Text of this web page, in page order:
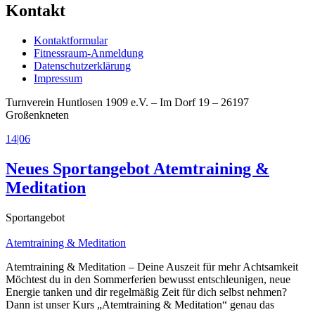
Kontakt
Kontaktformular
Fitnessraum-Anmeldung
Datenschutzerklärung
Impressum
Turnverein Huntlosen 1909 e.V. – Im Dorf 19 – 26197
Großenkneten
14|06
Neues Sportangebot Atemtraining &
Meditation
Sportangebot
Atemtraining & Meditation
Atemtraining & Meditation – Deine Auszeit für mehr Achtsamkeit
Möchtest du in den Sommerferien bewusst entschleunigen, neue
Energie tanken und dir regelmäßig Zeit für dich selbst nehmen?
Dann ist unser Kurs „Atemtraining & Meditation“ genau das